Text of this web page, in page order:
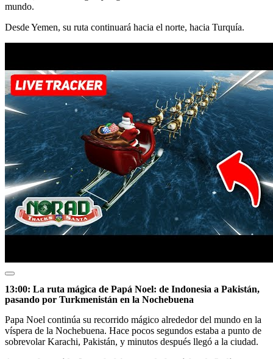
mundo.
Desde Yemen, su ruta continuará hacia el norte, hacia Turquía.
13:00: La ruta mágica de Papá Noel: de Indonesia a Pakistán,
pasando por Turkmenistán en la Nochebuena
Papa Noel continúa su recorrido mágico alrededor del mundo en la
víspera de la Nochebuena. Hace pocos segundos estaba a punto de
sobrevolar Karachi, Pakistán, y minutos después llegó a la ciudad.